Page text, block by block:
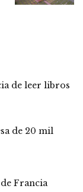
de leer libros
de 20 mil
Francia